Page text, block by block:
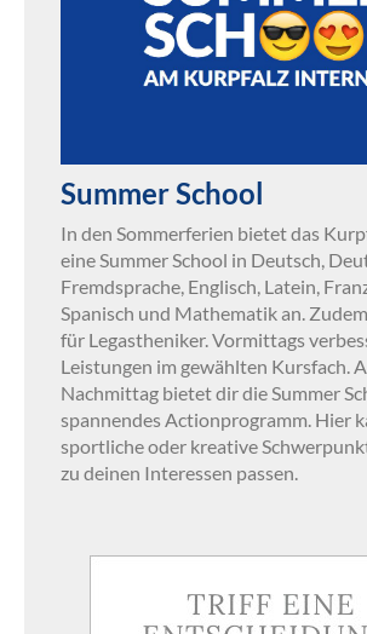
Summer School
In den Sommerferien bietet das
eine Summer School in Deutsch,
Fremdsprache, Englisch, Latein,
Spanisch und Mathematik an.
für Legastheniker. Vormittags
Leistungen im gewählten Kursfach.
Nachmittag bietet dir die Summer
spannendes Actionprogramm. Hier
sportliche oder kreative
zu deinen Interessen passen.